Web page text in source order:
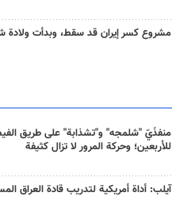
مشروع كسر إيران قد سقط، وبدأت ولادة
منفذَيّ "شلمجه" و"تشذابة" على طريق
للأربعين؛ وحركة المرور لا تزال كثيفة
آيلب: أداة أمريكية لتدريب قادة العراق